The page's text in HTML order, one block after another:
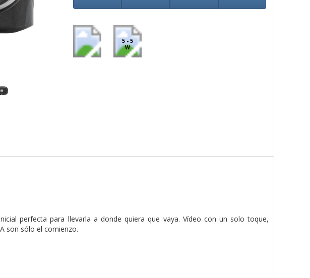
5 - 5
W
perfecta para llevarla a donde quiera que vaya. Vídeo con un solo toque,
son sólo el comienzo.